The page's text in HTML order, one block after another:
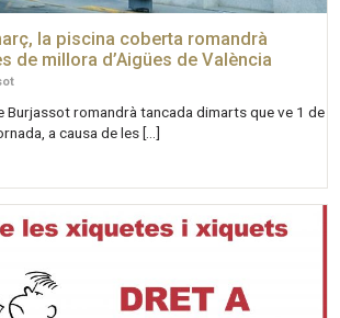
la piscina coberta romandrà
de millora d’Aigües de València
Burjassot romandrà tancada dimarts que ve 1 de
a causa de les […]